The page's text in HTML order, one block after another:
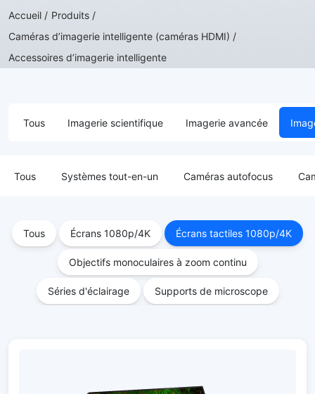
Accueil / Produits /
Caméras d’imagerie intelligente (caméras HDMI) /
Accessoires d’imagerie intelligente
Tous Imagerie scientifique Imagerie avancée
Tous Systèmes tout-en-un Caméras autofocus
Tous Écrans 1080p/4K Écrans tactiles 1080p/4K
Objectifs monoculaires à zoom continu
Séries d'éclairage Supports de microscope